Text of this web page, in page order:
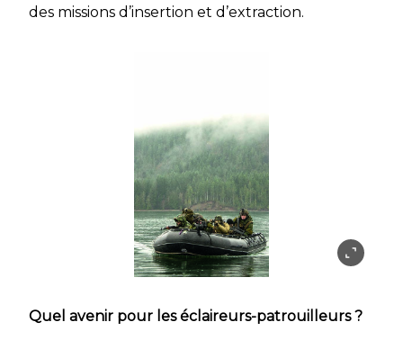
des missions d’insertion et d’extraction.
Quel avenir pour les éclaireurs-patrouilleurs ?